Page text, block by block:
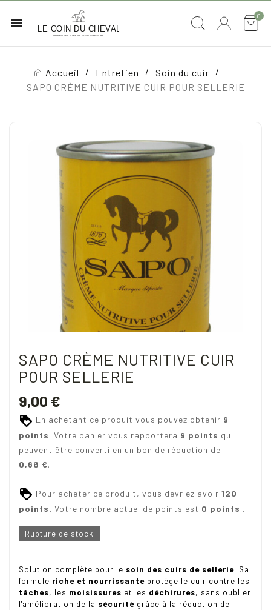
 0
Accueil Entretien
Soin du cuir
SAPO CRÈME NUTRITIVE CUIR POUR SELLERIE
SAPO CRÈME NUTRITIVE CUIR
POUR SELLERIE
9,00 €
En achetant ce produit vous pouvez obtenir 9
points. Votre panier vous rapportera 9 points qui
peuvent être converti en un bon de réduction de
0,68 €.
Pour acheter ce produit, vous devriez avoir 120
points. Votre nombre actuel de points est 0 points .
Rupture de stock
Solution complète pour le soin des cuirs de sellerie. Sa
formule riche et nourrissante protège le cuir contre les
tâches, les moisissures et les déchirures, sans oublier
l'amélioration de la sécurité grâce à la réduction de